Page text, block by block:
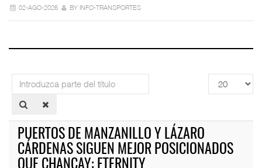
02-AGO-2026 BY INFO-TRANSPORTES
Introduzca
parte
del
Cantidad
a
PUERTOS DE MANZANILLO Y LÁZARO
CÁRDENAS SIGUEN MEJOR POSICIONADOS
QUE CHANCAY: ETERNITY